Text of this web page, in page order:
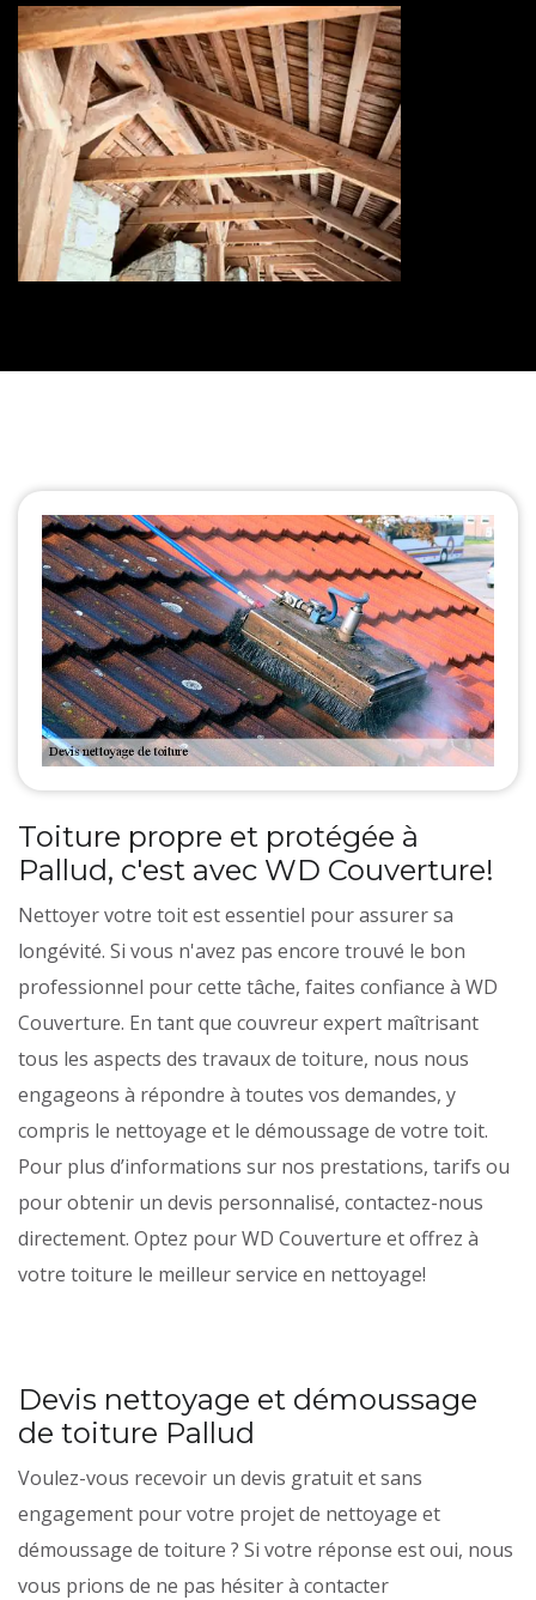
Traitement de charpente 73
Savoie
Toiture propre et protégée à
Pallud, c'est avec WD Couverture!
Nettoyer votre toit est essentiel pour assurer sa
longévité. Si vous n'avez pas encore trouvé le bon
professionnel pour cette tâche, faites confiance à WD
Couverture. En tant que couvreur expert maîtrisant
tous les aspects des travaux de toiture, nous nous
engageons à répondre à toutes vos demandes, y
compris le nettoyage et le démoussage de votre toit.
Pour plus d’informations sur nos prestations, tarifs ou
pour obtenir un devis personnalisé, contactez-nous
directement. Optez pour WD Couverture et offrez à
votre toiture le meilleur service en nettoyage!
Devis nettoyage et démoussage
de toiture Pallud
Voulez-vous recevoir un devis gratuit et sans
engagement pour votre projet de nettoyage et
démoussage de toiture ? Si votre réponse est oui, nous
vous prions de ne pas hésiter à contacter